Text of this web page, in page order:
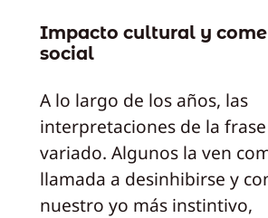
Impacto cultural y
social
A lo largo de los años, las
interpretaciones de la
variado. Algunos la ven
llamada a desinhibirse y
nuestro yo más instintivo,